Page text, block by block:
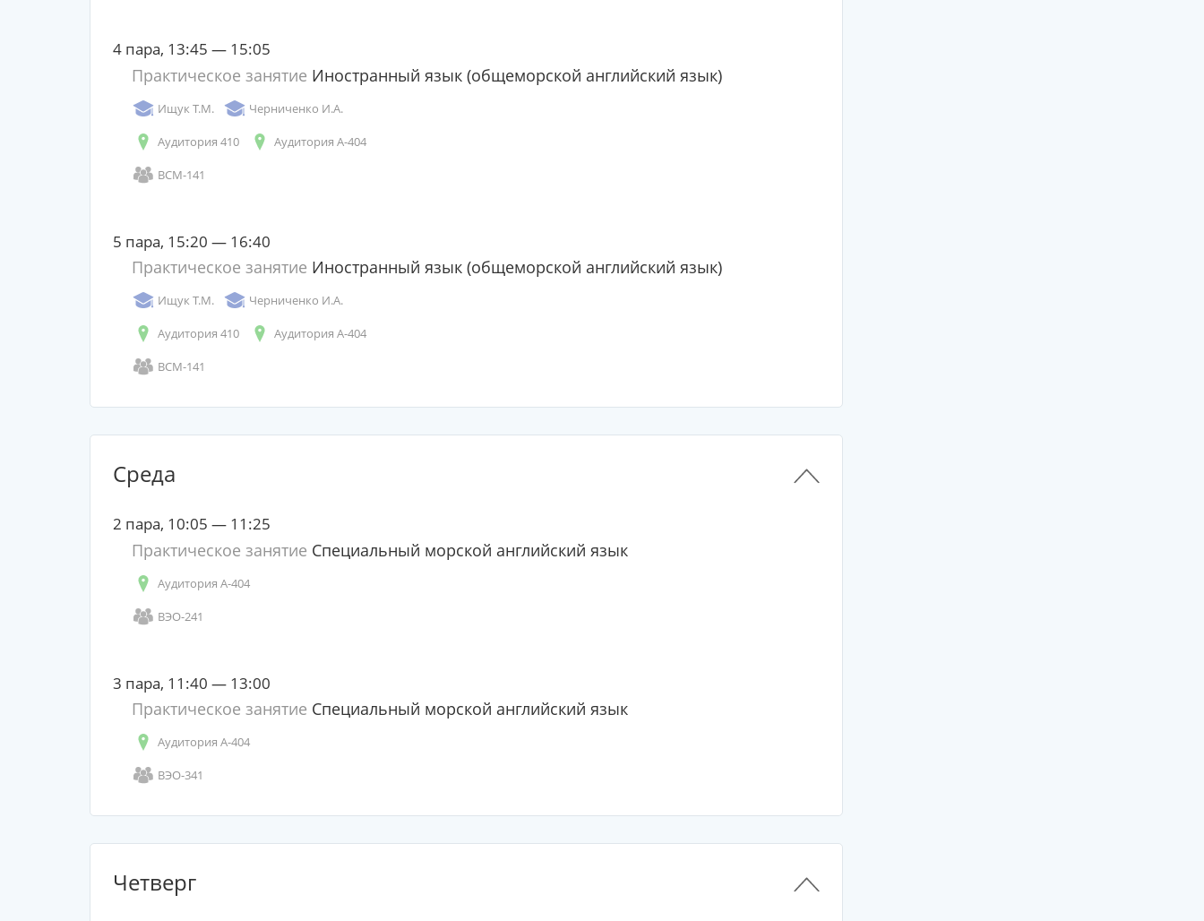
4 пара, 13:45 — 15:05
Практическое занятие Иностранный язык (общеморской английский язык)
Ищук Т.М. Черниченко И.А.
Аудитория 410 Аудитория А-404
ВСМ-141
5 пара, 15:20 — 16:40
Практическое занятие Иностранный язык (общеморской английский язык)
Ищук Т.М. Черниченко И.А.
Аудитория 410 Аудитория А-404
ВСМ-141
Среда
2 пара, 10:05 — 11:25
Практическое занятие Специальный морской английский язык
Аудитория А-404
ВЭО-241
3 пара, 11:40 — 13:00
Практическое занятие Специальный морской английский язык
Аудитория А-404
ВЭО-341
Четверг